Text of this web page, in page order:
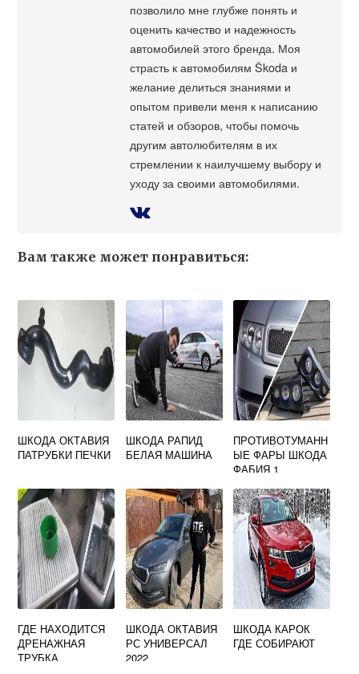
позволило мне глубже понять и
оценить качество и надежность
автомобилей этого бренда. Моя
страсть к автомобилям Škoda и
желание делиться знаниями и
опытом привели меня к написанию
статей и обзоров, чтобы помочь
другим автолюбителям в их
стремлении к наилучшему выбору и
уходу за своими автомобилями.
Вам также может понравиться:
ШКОДА ОКТАВИЯ
ПАТРУБКИ ПЕЧКИ
ШКОДА РАПИД
БЕЛАЯ МАШИНА
ПРОТИВОТУМАНН
ЫЕ ФАРЫ ШКОДА
ФАБИЯ 1
ГДЕ НАХОДИТСЯ
ДРЕНАЖНАЯ
ТРУБКА
ШКОДА ОКТАВИЯ
РС УНИВЕРСАЛ
2022
ШКОДА КАРОК
ГДЕ СОБИРАЮТ